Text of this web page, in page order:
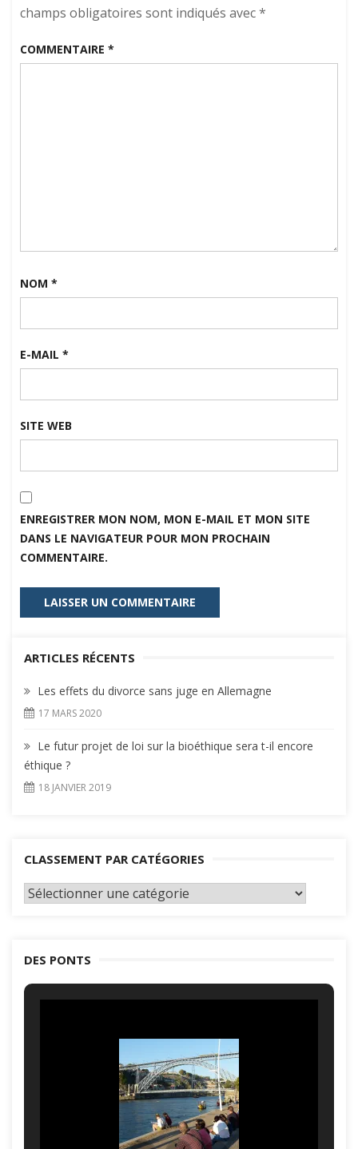
champs obligatoires sont indiqués avec*
COMMENTAIRE *
NOM *
E-MAIL *
SITE WEB
ENREGISTRER MON NOM, MON E-MAIL ET MON SITE
DANS LE NAVIGATEUR POUR MON PROCHAIN
COMMENTAIRE.
ARTICLES RÉCENTS
Les effets du divorce sans juge en Allemagne
17 MARS 2020
Le futur projet de loi sur la bioéthique sera t-il encore
éthique ?
18 JANVIER 2019
CLASSEMENT PAR CATÉGORIES
Classement
DES PONTS